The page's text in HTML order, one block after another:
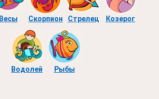
Весы Скорпион Стрелец Козерог
Водолей Рыбы